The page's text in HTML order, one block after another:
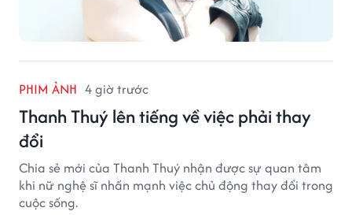
PHIM ẢNH 4 giờ trước
Thanh Thuý lên tiếng về việc phải thay
đổi
Chia sẻ mới của Thanh Thuý nhận được sự quan tâm
khi nữ nghệ sĩ nhấn mạnh việc chủ động thay đổi trong
cuộc sống.